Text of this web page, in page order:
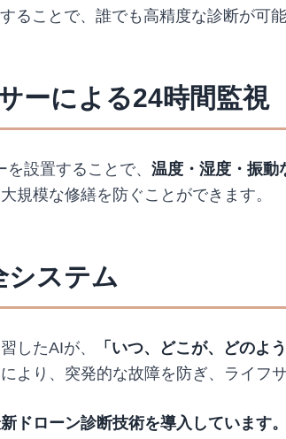
ることで、誰でも高精度な診断が可能
ーによる24時間監視
設置することで、 温度・湿度・振動
規模な修繕を防ぐことができます。
システム
したAIが、 「いつ、どこが、どのよ
より、突発的な故障を防ぎ、ライフ
ドローン診断技術を導入しています。